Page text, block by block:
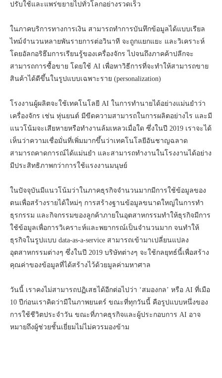
ปรับใช้และแพร่ขยายไปทั่วโลกอย่างรวดเร็ว
ในภาคบริการทางการเงิน สามารถทำการบันทึกข้อมูลได้แบบเรียล
ไทม์จำนวนหลายพันรายการต่อวินาที จะถูกแยกแยะ และวิเคราะห์
โดยอัลกอริธึมการเรียนรู้ของเครื่องจักร ไปจนถึงภาคค้าปลีกจะ
สามารถการซื้อขาย โดยใช้ AI เพื่อหาวิธีการที่จะทำให้สามารถขาย
สินค้าได้ดีขึ้นในรูปแบบเฉพาะราย (personalization)
โรงงานผู้ผลิตจะใช้เทคโนโลยี AI ในการทำนายได้อย่างแม่นยำว่า
เครื่องจักร เช่น หุ่นยนต์ มีขีดความสามารถในการผลิตอย่างไร และมี
แนวโน้มจะเสียหายหรือทำงานล้มเหลวเมื่อใด ซึ่งในปี 2019 เราจะได้
เห็นว่าความเชื่อมั่นที่เพิ่มมากขึ้นว่าเทคโนโลยีอันชาญฉลาด
สามารถคาดการณ์ได้แม่นยำ และสามารถทำงานในโรงงานได้อย่าง
มีประสิทธิภาพกว่าการใช้แรงงานมนุษย์
ในปัจจุบันมีแนวโน้มว่าในภาคธุรกิจจำนวนมากมีการใช้ข้อมูลของ
ตนเพื่อสร้างรายได้ใหม่ๆ การสร้างฐานข้อมูลขนาดใหญ่ในการทำ
ธุรกรรม และกิจกรรมของลูกค้าภายในอุตสาหกรรมทำให้ธุรกิจมีการ
ใช้ข้อมูลเพื่อการวิเคราะห์และพยากรณ์เป็นจำนวนมาก จนทำให้
ธุรกิจในรูปแบบ data-as-a-service สามารถเข้ามาเปลี่ยนแปลง
อุตสาหกรรมต่างๆ ซึ่งในปี 2019 บริษัทต่างๆ จะใช้กลยุทธ์นี้เพื่อสร้าง
คุณค่าของข้อมูลที่ได้สร้างไว้ด้วยมูลค่ามหาศาล
วันนี้ เราคงไม่สามารถปฏิเสธได้อีกต่อไปว่า ‘สมองกล’ หรือ AI ที่เมือ
10 ปีก่อนเราคิดว่ามีในภาพยนตร์ ขณะที่ทุกวันนี้ คือรูปแบบหนึ่งของ
การใช้ชีวิตประจำวัน ขณะที่ภาคธุรกิจและผู้ประกอบการ AI อาจ
หมายถึงผู้ช่วยชั้นเยี่ยมไม่ไม่ควรมองข้าม